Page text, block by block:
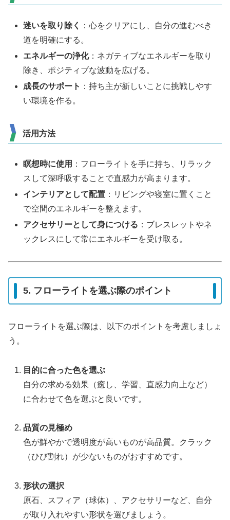
迷いを取り除く
：心をクリアにし、自分の進むべき
道を明確にする。
エネルギーの浄化：ネガティブなエネルギーを取り
除き、ポジティブな波動を広げる。
成長のサポート ：持ち主が新しいことに挑戦しやす
い環境を作る。
活用方法
瞑想時に使用 ：フローライトを手に持ち、リラック
スして深呼吸することで直感力が高まります。
インテリアとして配置 ：リビングや寝室に置くこと
で空間のエネルギーを整えます。
アクセサリーとして身につける ：ブレスレットやネ
ックレスにして常にエネルギーを受け取る。
5. フローライトを選ぶ際のポイント
フローライトを選ぶ際は、以下のポイントを考慮しましょ
う。
目的に合った色を選ぶ
自分の求める効果（癒し、学習、直感力向上など）
に合わせて色を選ぶと良いです。
品質の見極め
色が鮮やかで透明度が高いものが高品質。クラック
（ひび割れ）が少ないものがおすすめです。
形状の選択
原石、スフィア（球体）、アクセサリーなど、自分
が取り入れやすい形状を選びましょう。